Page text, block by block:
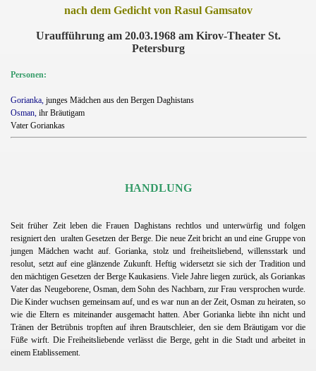
nach dem Gedicht von Rasul Gamsatov
Uraufführung am 20.03.1968 am Kirov-Theater St.
Petersburg
Personen:
Gorianka, junges Mädchen aus den Bergen Daghistans
Osman, ihr Bräutigam
Vater Goriankas
HANDLUNG
Seit früher Zeit leben die Frauen Daghistans rechtlos und unterwürfig und folgen
resigniert den uralten Gesetzen der Berge. Die neue Zeit bricht an und eine Gruppe von
jungen Mädchen wacht auf. Gorianka, stolz und freiheitsliebend, willensstark und
resolut, setzt auf eine glänzende Zukunft. Heftig widersetzt sie sich der Tradition und
den mächtigen Gesetzen der Berge Kaukasiens. Viele Jahre liegen zurück, als Goriankas
Vater das Neugeborene, Osman, dem Sohn des Nachbarn, zur Frau versprochen wurde.
Die Kinder wuchsen gemeinsam auf, und es war nun an der Zeit, Osman zu heiraten, so
wie die Eltern es miteinander ausgemacht hatten. Aber Gorianka liebte ihn nicht und
Tränen der Betrübnis tropften auf ihren Brautschleier, den sie dem Bräutigam vor die
Füße wirft. Die Freiheitsliebende verlässt die Berge, geht in die Stadt und arbeitet in
einem Etablissement.